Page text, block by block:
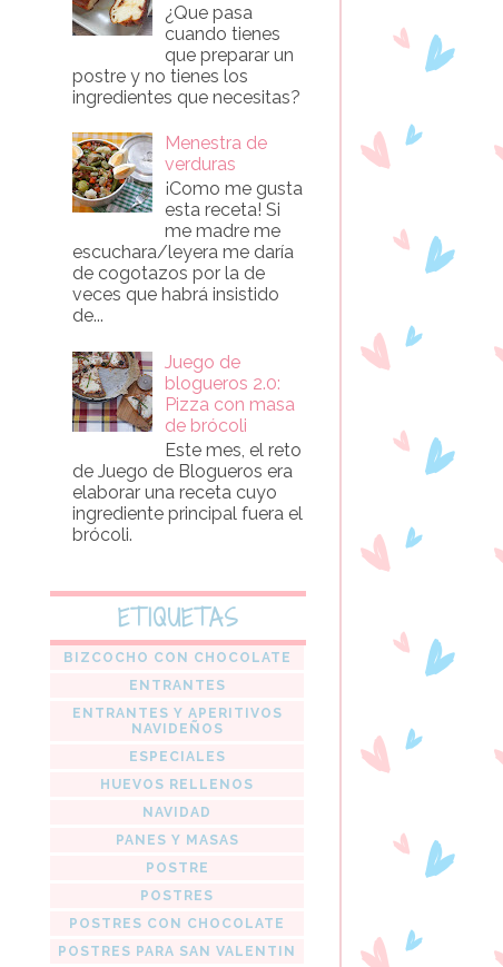
¿Que pasa
cuando tienes
que preparar un
postre y no tienes los
ingredientes que necesitas?
Menestra de
verduras
¡Como me gusta
esta receta! Si
me madre me
escuchara/leyera me daría
de cogotazos por la de
veces que habrá insistido
de...
Juego de
blogueros 2.0:
Pizza con masa
de brócoli
Este mes, el reto
de Juego de Blogueros era
elaborar una receta cuyo
ingrediente principal fuera el
brócoli.
ETIQUETAS
BIZCOCHO CON CHOCOLATE
ENTRANTES
ENTRANTES Y APERITIVOS
NAVIDEÑOS
ESPECIALES
HUEVOS RELLENOS
NAVIDAD
PANES Y MASAS
POSTRE
POSTRES
POSTRES CON CHOCOLATE
POSTRES PARA SAN VALENTIN